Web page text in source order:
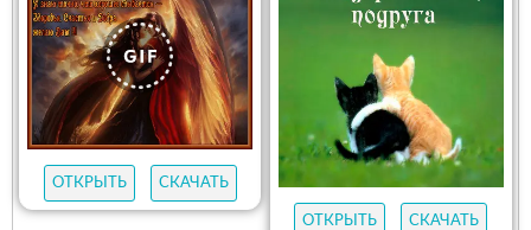
ОТКРЫТЬ СКАЧАТЬ
ОТКРЫТЬ СКАЧАТЬ